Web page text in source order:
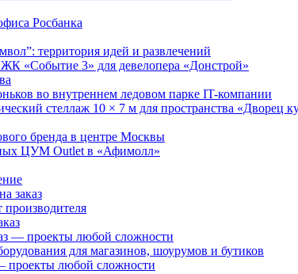
Росбанка
территория идей и развлечений
ЖК «Событие 3» для девелопера «Донстрой»
во внутреннем ледовом парке IT-компании
стеллаж 10 × 7 м для пространства «Дворец
бренда в центре Москвы
ЦУМ Outlet в «Афимолл»
заказ
производителя
— проекты любой сложности
для магазинов, шоурумов и бутиков
проекты любой сложности